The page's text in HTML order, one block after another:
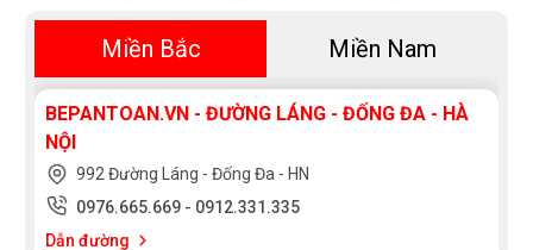
toàn để được tư vấn tốt nhất từ các nhân viên bán
hàng của chúng tôi!
Miền Bắc Miền Nam
BEPANTOAN.VN - ĐƯỜNG LÁNG - ĐỐNG ĐA - HÀ
NỘI
992 Đường Láng - Đống Đa - HN
0976.665.669 - 0912.331.335
Dẫn đường